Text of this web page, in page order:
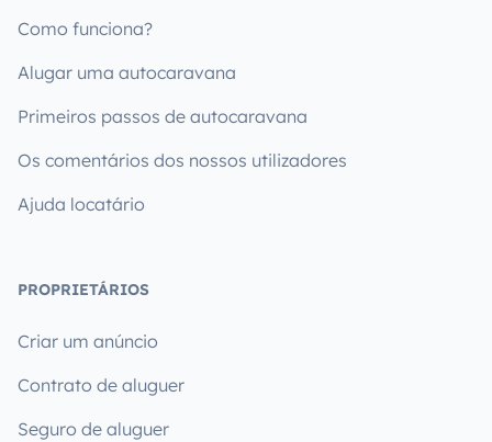
Como funciona?
Alugar uma autocaravana
Primeiros passos de autocaravana
Os comentários dos nossos utilizadores
Ajuda locatário
PROPRIETÁRIOS
Criar um anúncio
Contrato de aluguer
Seguro de aluguer